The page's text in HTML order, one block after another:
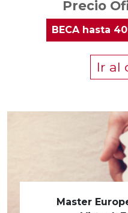
Precio
BECAhasta
Ir al
Master